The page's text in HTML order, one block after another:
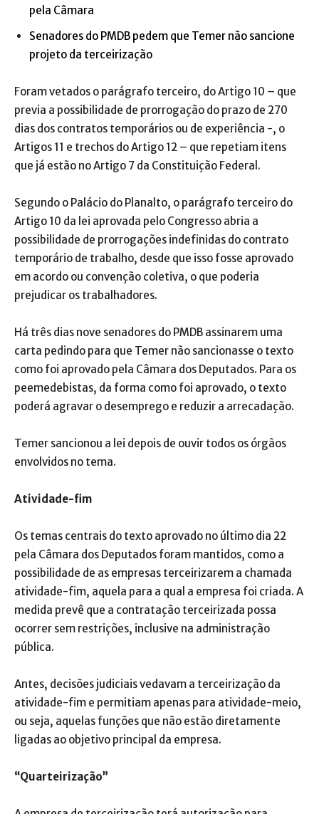
pela Câmara
Senadores do PMDB pedem que Temer não sancione
projeto da terceirização
Foram vetados o parágrafo terceiro, do Artigo 10 – que
previa a possibilidade de prorrogação do prazo de 270
dias dos contratos temporários ou de experiência -, o
Artigos 11 e trechos do Artigo 12 – que repetiam itens
que já estão no Artigo 7 da Constituição Federal.
Segundo o Palácio do Planalto, o parágrafo terceiro do
Artigo 10 da lei aprovada pelo Congresso abria a
possibilidade de prorrogações indefinidas do contrato
temporário de trabalho, desde que isso fosse aprovado
em acordo ou convenção coletiva, o que poderia
prejudicar os trabalhadores.
Há três dias nove senadores do PMDB assinarem uma
carta pedindo para que Temer não sancionasse o texto
como foi aprovado pela Câmara dos Deputados. Para os
peemedebistas, da forma como foi aprovado, o texto
poderá agravar o desemprego e reduzir a arrecadação.
Temer sancionou a lei depois de ouvir todos os órgãos
envolvidos no tema.
Atividade-fim
Os temas centrais do texto aprovado no último dia 22
pela Câmara dos Deputados foram mantidos, como a
possibilidade de as empresas terceirizarem a chamada
atividade-fim, aquela para a qual a empresa foi criada. A
medida prevê que a contratação terceirizada possa
ocorrer sem restrições, inclusive na administração
pública.
Antes, decisões judiciais vedavam a terceirização da
atividade-fim e permitiam apenas para atividade-meio,
ou seja, aquelas funções que não estão diretamente
ligadas ao objetivo principal da empresa.
“Quarteirização”